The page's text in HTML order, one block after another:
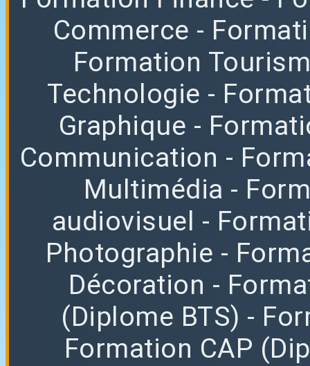
Commerce -
Formation
Technologie -
Graphique -
Communication -
Multimédia -
audiovisuel -
Photographie -
Décoration -
(Diplome BTS) -
Formation CAP